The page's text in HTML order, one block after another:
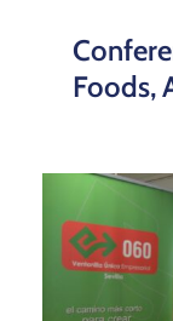
Foods,